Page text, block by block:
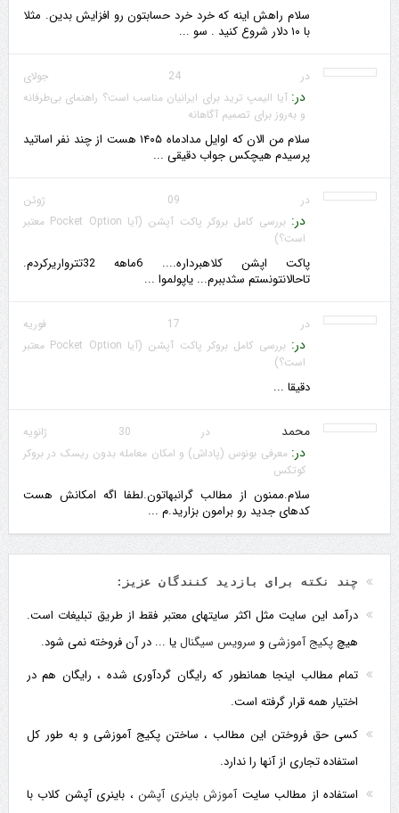
سلام راهش اینه که خرد خرد حسابتون رو افزایش بدین. مثلا
با ۱۰ دلار شروع کنید . سو ...
در 24 جولای
در:آیا الیمپ ترید برای ایرانیان مناسب است؟ راهنمای بی‌طرفانه
و به‌روز برای تصمیم آگاهانه
سلام من الان که اوایل مدادماه ۱۴۰۵ هست از چند نفر اساتید
پرسیدم هیچکس جواب دقیقی ...
در 09 ژوئن
در:
بررسی کامل بروکر پاکت آپشن (آیا Pocket Option معتبر
است؟)
پاکت اپشن کلاهبرداره.... 6ماهه 32تترواریرکردم.
تاحالانتونستم سثدببرم... یاپولموا ...
در 17 فوریه
در:
بررسی کامل بروکر پاکت آپشن (آیا Pocket Option معتبر
است؟)
دقیقا ...
محمد در 30 ژانویه
در:معرفی بونوس (پاداش) و امکان معامله بدون ریسک در بروکر
کوتکس
سلام.ممنون از مطالب گرانبهاتون.لطفا اگه امکانش هست
کدهای جدید رو برامون بزارید.م ...
چند نکته برای بازدید کنندگان عزیز:
درآمد این سایت مثل اکثر سایتهای معتبر فقط از طریق تبلیغات است.
هیچ پکیج آموزشیو سرویس سیگنال یا ... در آن فروخته نمی شود.
تمام مطالب اینجا همانطور که رایگان گردآوری شده ، رایگان هم در
اختیار همه قرار گرفته است.
کسی حق فروختن این مطالب ، ساختن پکیج آموزشی و به طور کل
استفاده تجاری از آنها را ندارد.
استفاده از مطالب سایتآموزش باینری آپشن، باینری آپشن کلاب با